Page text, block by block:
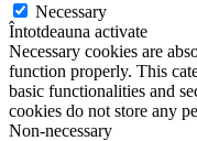
Necessary
Întotdeauna activate
Necessary cookies are
function properly. This
basic functionalities and
cookies do not store any
Non-necessary